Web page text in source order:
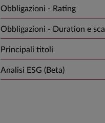
Obbligazioni - Rating
Obbligazioni - Duration e
Principali titoli
Analisi ESG (Beta)